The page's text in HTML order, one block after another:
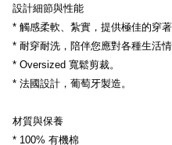
設計細節與性能
* 觸感柔軟、紮實，提供極佳的穿著
* 耐穿耐洗，陪伴您應對各種生活情
* Oversized 寬鬆剪裁。
* 法國設計，葡萄牙製造。
材質與保養
* 100% 有機棉